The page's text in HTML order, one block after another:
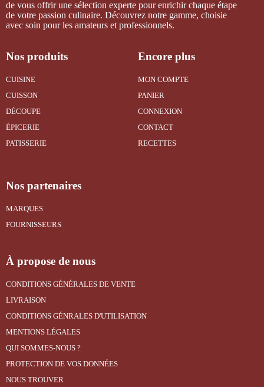
de vous offrir une sélection experte pour enrichir chaque étape
de votre passion culinaire. Découvrez notre gamme, choisie
avec soin pour les amateurs et professionnels.
Nos produits
CUISINE
CUISSON
DÉCOUPE
ÉPICERIE
PATISSERIE
Encore plus
MON COMPTE
PANIER
CONNEXION
CONTACT
RECETTES
Nos partenaires
MARQUES
FOURNISSEURS
À propose de nous
CONDITIONS GÉNÉRALES DE VENTE
LIVRAISON
CONDITIONS GÉNRALES D'UTILISATION
MENTIONS LÉGALES
QUI SOMMES-NOUS ?
PROTECTION DE VOS DONNÉES
NOUS TROUVER